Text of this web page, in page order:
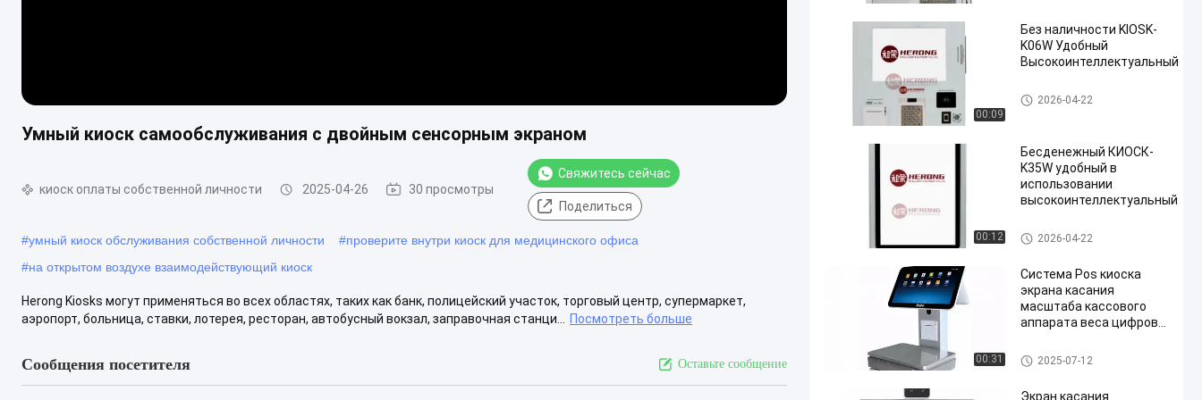
Умный киоск самообслуживания с двойным сенсорным экраном
киоск оплаты собственной личности 2025-04-26 30 просмотры
Свяжитесь сейчас
Поделиться
#умный киоск обслуживания собственной личности #проверите внутри киоск для медицинского офиса
#на открытом воздухе взаимодействующий киоск
Herong Kiosks могут применяться во всех областях, таких как банк, полицейский участок, торговый центр, супермаркет,
аэропорт, больница, ставки, лотерея, ресторан, автобусный вокзал, заправочная станци...
Посмотреть больше
Сообщения посетителя Оставьте сообщение
ичности
00:09
Без наличности KIOSK-
K06W Удобный
Высокоинтеллектуальный
киоск оплаты собственной лич
ности
2026-04-22
00:12
Бесденежный КИОСК-
K35W удобный в
использовании
высокоинтеллектуальный
киоск оплаты собственной лич
ности
2026-04-22
00:31
Система Pos киоска
экрана касания
масштаба кассового
аппарата веса цифров
киоск оплаты собственной л
ичности
2025-07-12
Экран касания